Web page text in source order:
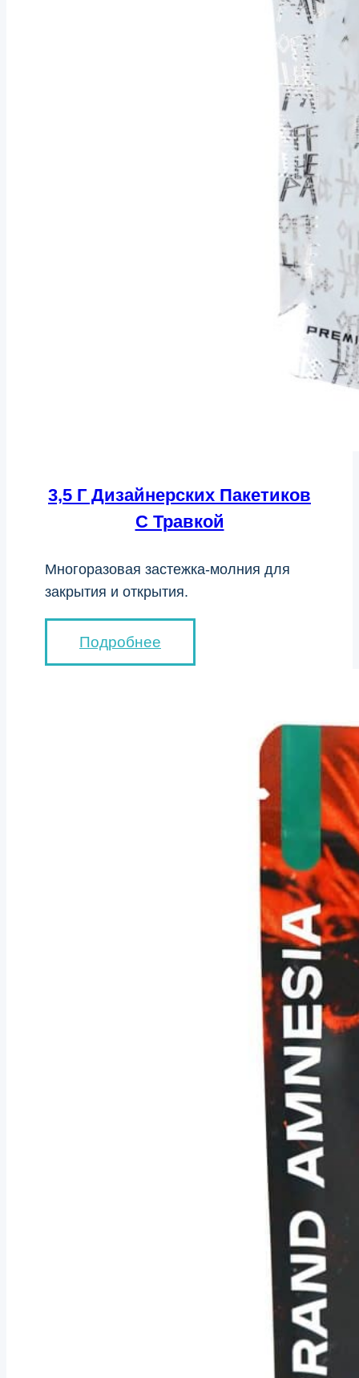
3,5 Г Дизайнерских Пакетиков
С Травкой
Многоразовая застежка-молния для
закрытия и открытия.
Подробнее